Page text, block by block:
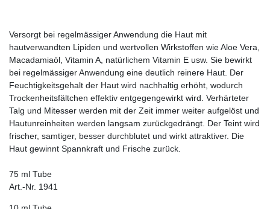
Versorgt bei regelmässiger Anwendung die Haut mit
hautverwandten Lipiden und wertvollen Wirkstoffen wie Aloe Vera,
Macadamiaöl, Vitamin A, natürlichem Vitamin E usw. Sie bewirkt
bei regelmässiger Anwendung eine deutlich reinere Haut. Der
Feuchtigkeits­gehalt der Haut wird nachhaltig erhöht, wodurch
Trockenheitsfältchen effektiv entgegengewirkt wird. Verhärteter
Talg und Mitesser werden mit der Zeit immer weiter aufgelöst und
Hautunreinheiten werden langsam zurückgedrängt. Der Teint wird
frischer, samtiger, besser durchblutet und wirkt attraktiver. Die
Haut gewinnt Spannkraft und Frische zurück.
75 ml Tube
Art.-Nr. 1941